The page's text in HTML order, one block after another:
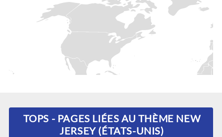
TOPS - PAGES LIÉES AU THÈME NEW
JERSEY (ÉTATS-UNIS)